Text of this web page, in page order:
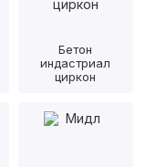
Бетон
индастриал
циркон